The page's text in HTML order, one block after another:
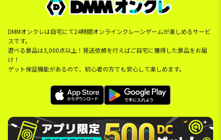
DMMオンクレは自宅にて24時間オンラインクレーンゲームが楽しめるサービ
スです。
遊べる景品は3,000点以上！発送依頼を行えばご自宅に獲得した景品をお届
け！
ゲット保証機能があるので、初心者の方でも安心して楽しめます。